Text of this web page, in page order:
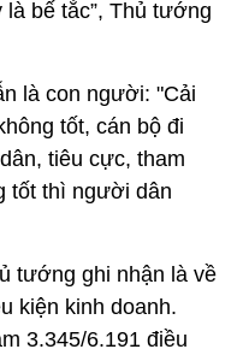
bế tắc”, Thủ tướng
là con người: "Cải
tốt, cán bộ đi
tiêu cực, tham
tốt thì người dân
tướng ghi nhận là về
kiện kinh doanh.
3.345/6.191 điều